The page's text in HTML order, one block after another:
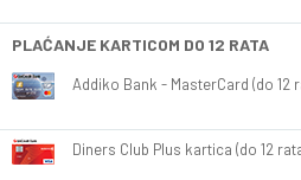
PLAĆANJE KARTICOM DO 12 RATA
Addiko Bank - MasterCard (do 12
Diners Club Plus kartica (do 12